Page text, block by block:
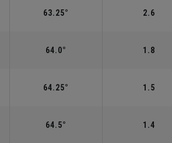
63.25° 2.6
64.0° 1.8
64.25° 1.5
64.5° 1.4